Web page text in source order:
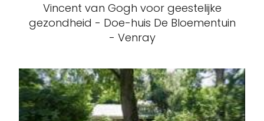
Vincent van Gogh voor geestelijke
gezondheid - Doe-huis De Bloementuin
- Venray